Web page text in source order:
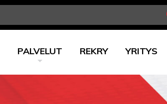
PALVELUT REKRY YRITYS